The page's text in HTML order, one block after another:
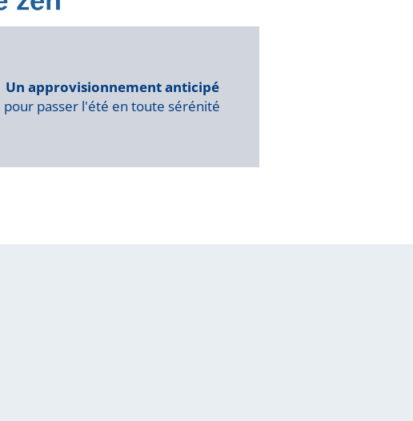
Un approvisionnement anticipé
pour passer l'été en toute sérénité